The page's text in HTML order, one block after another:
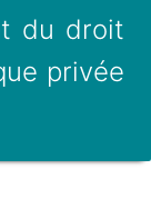
du droit
privée